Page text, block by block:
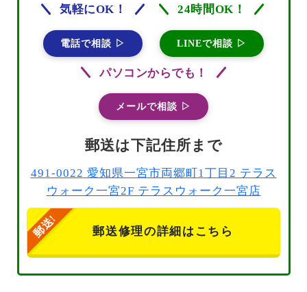
気軽にOK！
電話で相談 ▷
24時間OK！
LINEで相談 ▷
パソコンからでも！
メールで相談 ▷
郵送は下記住所まで
491-0022 愛知県一宮市両郷町1丁目2 テラス
ウォーク一宮2F テラスウォーク一宮店
郵送修理の詳細はこちら